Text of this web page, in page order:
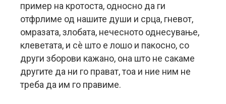
пример на кротоста, односно да ги
отфрлиме од нашите души и срца, гневот,
омразата, злобата, нечесното однесување,
клеветата, и сè што е лошо и пакосно, со
други зборови кажано, она што не сакаме
другите да ни го прават, тоа и ние ним не
треба да им го правиме.